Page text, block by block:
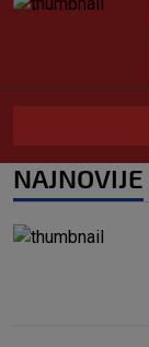
NAJNOVIJE